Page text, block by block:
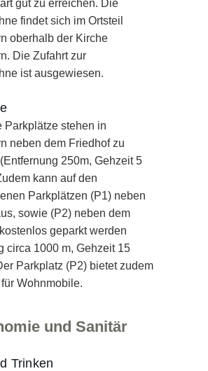
gut zu erreichen. Die
findet sich im Ortsteil
oberhalb der Kirche
Die Zufahrt zur
ist ausgewiesen.
Parkplätze stehen in
neben dem Friedhof zu
250m, Gehzeit 5
kann auf den
Parkplätzen (P1) neben
sowie (P2) neben dem
geparkt werden
circa 1000 m, Gehzeit 15
Parkplatz (P2) bietet zudem
Wohnmobile.
und Sanitär
Trinken